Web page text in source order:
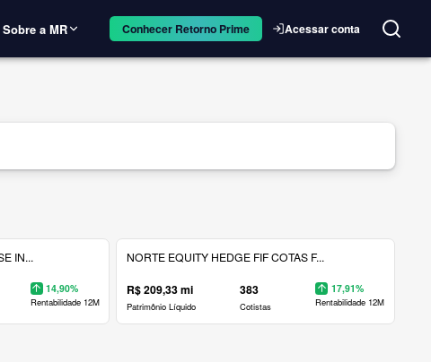
Sobre a MR Conhecer Retorno Prime Acessar conta
IN...
14,90%
Rentabilidade 12M
NORTE EQUITY HEDGE FIF COTAS F...
R$ 209,33 mi
Patrimônio Líquido
383
Cotistas
17,91%
Rentabilidade 12M